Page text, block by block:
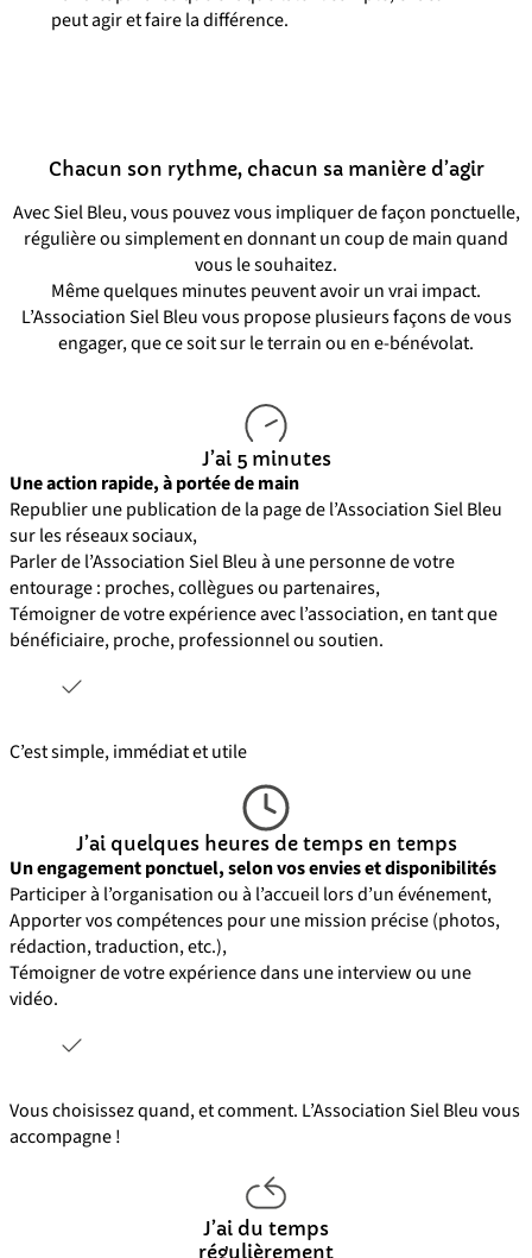
peut agir et faire la différence.
Chacun son rythme, chacun sa manière d’agir
Avec Siel Bleu, vous pouvez vous impliquer de façon ponctuelle,
régulière ou simplement en donnant un coup de main quand
vous le souhaitez.
Même quelques minutes peuvent avoir un vrai impact.
L’Association Siel Bleu vous propose plusieurs façons de vous
engager, que ce soit sur le terrain ou en e-bénévolat.
J’ai 5 minutes
Une action rapide, à portée de main
Republier une publication de la page de l’Association Siel Bleu
sur les réseaux sociaux,
Parler de l’Association Siel Bleu à une personne de votre
entourage : proches, collègues ou partenaires,
Témoigner de votre expérience avec l’association, en tant que
bénéficiaire, proche, professionnel ou soutien.
C’est simple, immédiat et utile
J’ai quelques heures de temps en temps
Un engagement ponctuel, selon vos envies et disponibilités
Participer à l’organisation ou à l’accueil lors d’un événement,
Apporter vos compétences pour une mission précise (photos,
rédaction, traduction, etc.),
Témoigner de votre expérience dans une interview ou une
vidéo.
Vous choisissez quand, et comment. L’Association Siel Bleu vous
accompagne !
J’ai du temps
régulièrement